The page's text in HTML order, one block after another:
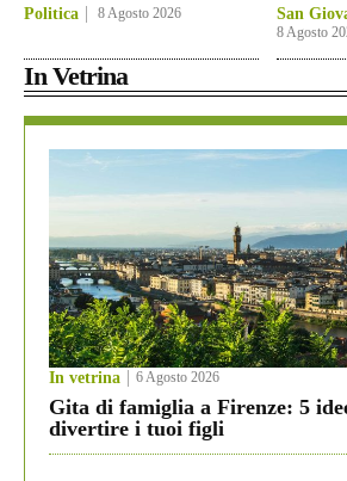
Politica 8 Agosto 2026 San
8 Agosto
In Vetrina
In vetrina 6 Agosto 2026
Gita di famiglia a Firenze: 5
divertire i tuoi figli